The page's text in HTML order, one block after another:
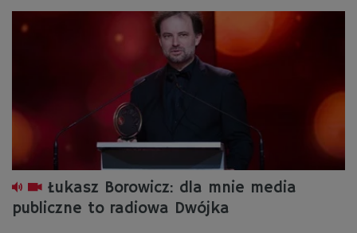
Łukasz Borowicz: dla mnie media
publiczne to radiowa Dwójka